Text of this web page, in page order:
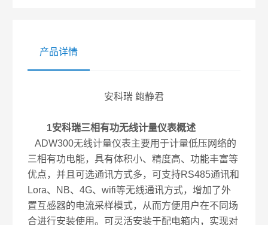
产品详情
安科瑞 鲍静君
1安科瑞三相有功无线计量仪表概述
ADW300无线计量仪表主要用于计量低压网络的
三相有功电能，具有体积小、精度高、功能丰富等
优点，并且可选通讯方式多，可支持RS485通讯和
Lora、NB、4G、wifi等无线通讯方式，增加了外
置互感器的电流采样模式，从而方便用户在不同场
合进行安装使用。可灵活安装于配电箱内，实现对